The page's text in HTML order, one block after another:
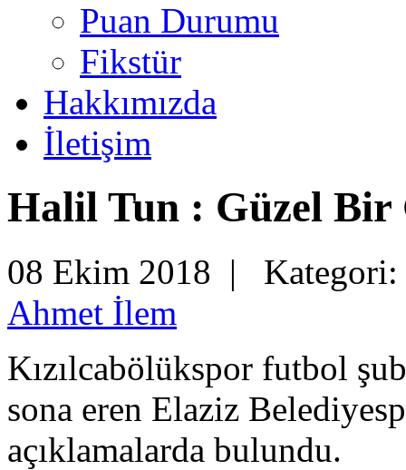
Puan Durumu
Fikstür
Hakkımızda
İletişim
Halil Tun : Güzel
08 Ekim 2018 |
Kategori:
Ahmet İlem
Kızılcabölükspor futbol
sona eren Elaziz
açıklamalarda bulundu.